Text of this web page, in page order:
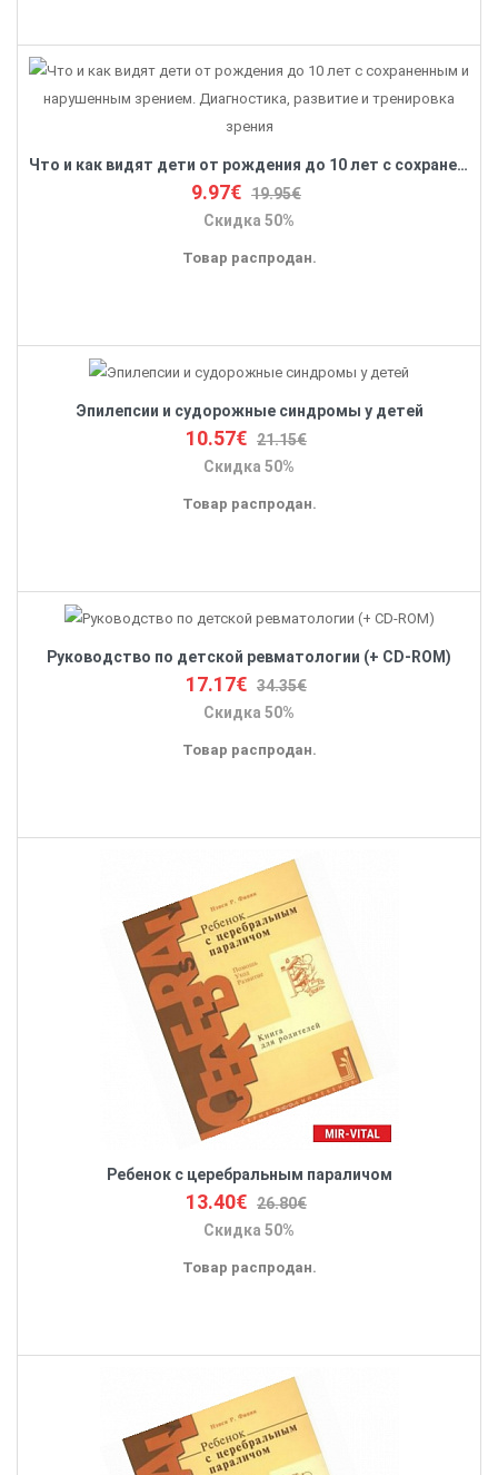
Что и как видят дети от рождения до 10 лет с сохраненным и нарушенным зрением. Диагностика, развитие и тренировка зрения
9.97€ 19.95€
Скидка 50%
Товар распродан.
Эпилепсии и судорожные синдромы у детей
10.57€ 21.15€
Скидка 50%
Товар распродан.
Руководство по детской ревматологии (+ CD-ROM)
17.17€ 34.35€
Скидка 50%
Товар распродан.
Ребенок с церебральным параличом
13.40€ 26.80€
Скидка 50%
Товар распродан.